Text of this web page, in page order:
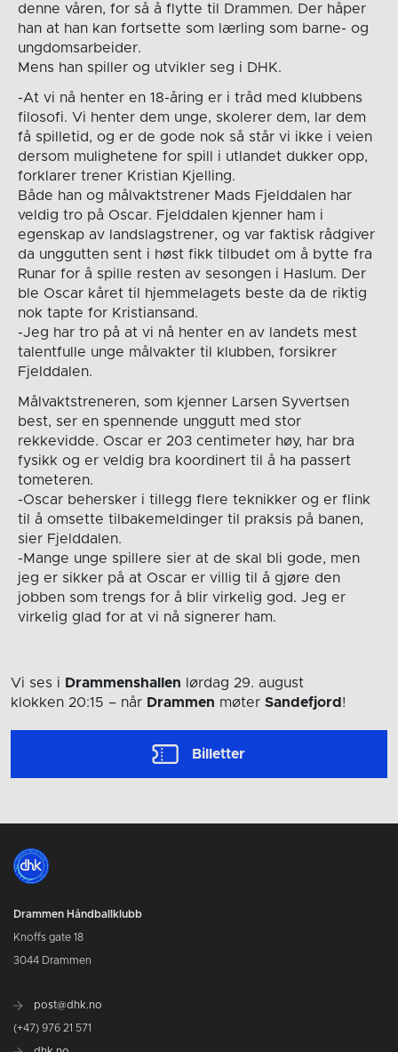
denne våren, for så å flytte til Drammen. Der håper
han at han kan fortsette som lærling som barne- og
ungdomsarbeider.
Mens han spiller og utvikler seg i DHK.
-At vi nå henter en 18-åring er i tråd med klubbens
filosofi. Vi henter dem unge, skolerer dem, lar dem
få spilletid, og er de gode nok så står vi ikke i veien
dersom mulighetene for spill i utlandet dukker opp,
forklarer trener Kristian Kjelling.
Både han og målvaktstrener Mads Fjelddalen har
veldig tro på Oscar. Fjelddalen kjenner ham i
egenskap av landslagstrener, og var faktisk rådgiver
da unggutten sent i høst fikk tilbudet om å bytte fra
Runar for å spille resten av sesongen i Haslum. Der
ble Oscar kåret til hjemmelagets beste da de riktig
nok tapte for Kristiansand.
-Jeg har tro på at vi nå henter en av landets mest
talentfulle unge målvakter til klubben, forsikrer
Fjelddalen.
Målvaktstreneren, som kjenner Larsen Syvertsen
best, ser en spennende unggutt med stor
rekkevidde. Oscar er 203 centimeter høy, har bra
fysikk og er veldig bra koordinert til å ha passert
tometeren.
-Oscar behersker i tillegg flere teknikker og er flink
til å omsette tilbakemeldinger til praksis på banen,
sier Fjelddalen.
-Mange unge spillere sier at de skal bli gode, men
jeg er sikker på at Oscar er villig til å gjøre den
jobben som trengs for å blir virkelig god. Jeg er
virkelig glad for at vi nå signerer ham.
Vi ses i Drammenshallen lørdag 29. august
klokken 20:15 – når Drammen møter Sandefjord !
Billetter
Drammen Håndballklubb
Knoffs gate 18
3044 Drammen
post@dhk.no
(+47) 976 21 571